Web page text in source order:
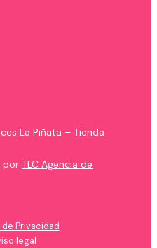
La Piñata – Tienda
por TLC Agencia de
Privacidad
legal